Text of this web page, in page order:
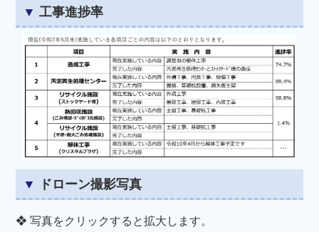
工事進捗率
ドローン撮影写真
❖ 写真をクリックすると拡大します。